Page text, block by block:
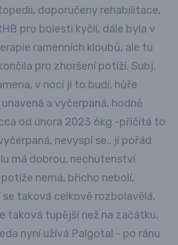
doporučeny rehabilitace,
pro bolesti kyčlí, dále byla v
ramenních kloubů, ale tu
pro zhoršení potíží. Subj.
v noci ji to budí, hůře
a vyčerpaná, hodně
od února 2023 6kg -přičítá to
nevyspí se.. jí pořád
má dobrou, nechutenství
nemá, břicho nebolí,
taková celkově rozbolavělá,
taková tupější než na začátku,
nyní užívá Palgotal - po ránu